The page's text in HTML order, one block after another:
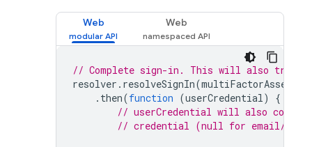
Web Web
// Complete sign-in. This will also
resolver . resolveSignIn(
. then(function (userCredential)
{
// userCredential will also
// credential (null for email/